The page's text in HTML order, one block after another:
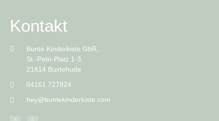
Kontakt
Bunte Kinderkiste GbR,
St.-Petri-Platz 1-3,
21614 Buxtehude
04161 727824
hey@buntekinderkiste.com